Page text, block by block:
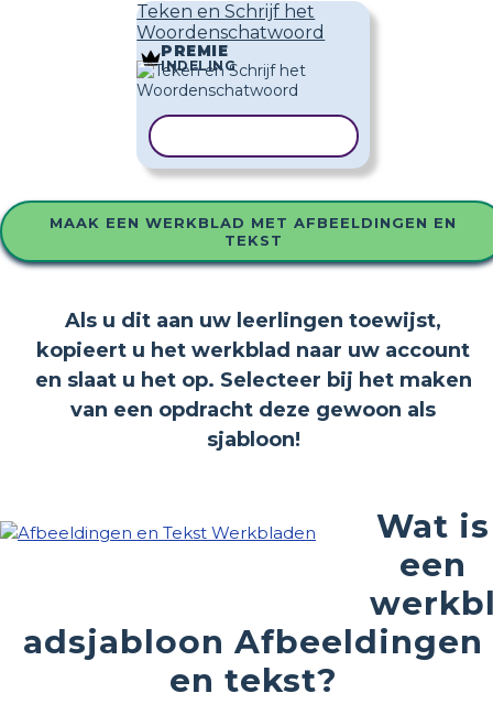
Teken en Schrijf het
Woordenschatwoord
PREMIE
INDELING
MAAK EEN WERKBLAD MET AFBEELDINGEN EN
TEKST
Als u dit aan uw leerlingen toewijst,
kopieert u het werkblad naar uw account
en slaat u het op. Selecteer bij het maken
van een opdracht deze gewoon als
sjabloon!
Wat is
een
adsjabloon Afbeeldingen
en tekst?